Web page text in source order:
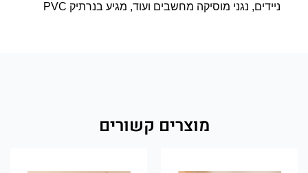
ניידים, נגני מוסיקה מחשבים ועוד, מגיע בנרתיק PVC
מוצרים קשורים